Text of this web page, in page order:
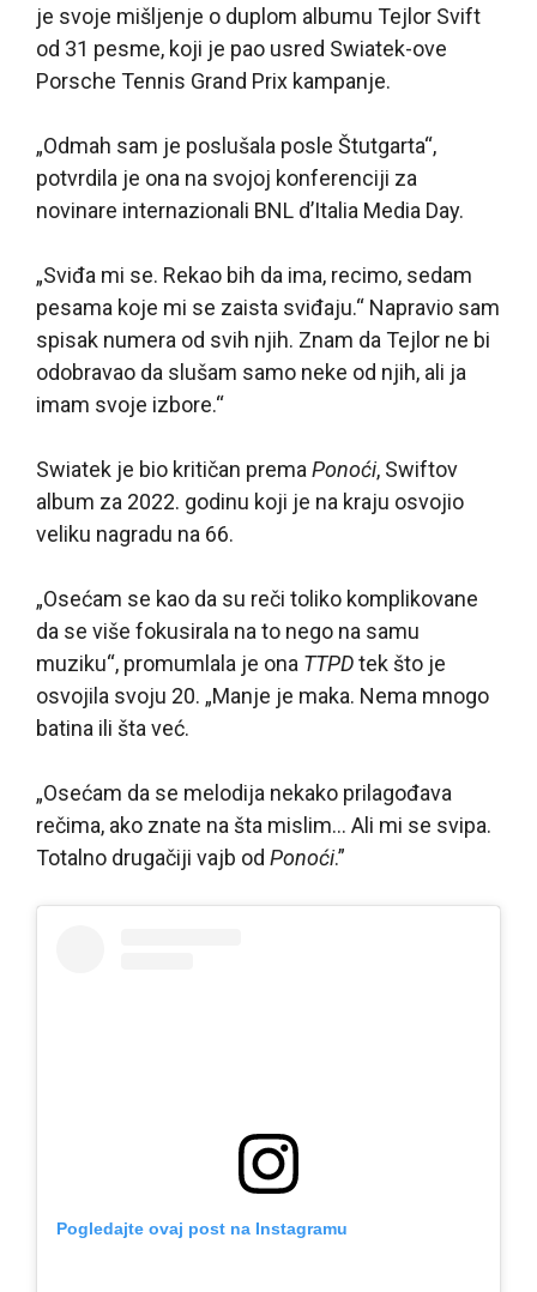
je svoje mišljenje o duplom albumu Tejlor Svift
od 31 pesme, koji je pao usred Swiatek-ove
Porsche Tennis Grand Prix kampanje.
„Odmah sam je poslušala posle Štutgarta“,
potvrdila je ona na svojoj konferenciji za
novinare internazionali BNL d’Italia Media Day.
„Sviđa mi se. Rekao bih da ima, recimo, sedam
pesama koje mi se zaista sviđaju.“ Napravio sam
spisak numera od svih njih. Znam da Tejlor ne bi
odobravao da slušam samo neke od njih, ali ja
imam svoje izbore.“
Swiatek je bio kritičan prema Ponoći, Swiftov
album za 2022. godinu koji je na kraju osvojio
veliku nagradu na 66.
„Osećam se kao da su reči toliko komplikovane
da se više fokusirala na to nego na samu
muziku“, promumlala je ona TTPDtek što je
osvojila svoju 20. „Manje je maka. Nema mnogo
batina ili šta već.
„Osećam da se melodija nekako prilagođava
rečima, ako znate na šta mislim… Ali mi se sviрa.
Totalno drugačiji vajb od Ponoći.”
Pogledajte ovaj post na Instagramu